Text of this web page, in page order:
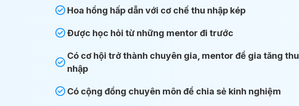
Hoa hồng hấp dẫn với cơ chế thu nhập kép
Được học hỏi từ những mentor đi trước
Có cơ hội trở thành chuyên gia, mentor để gia tăng thu
nhập
Có cộng đồng chuyên môn để chia sẻ kinh nghiệm